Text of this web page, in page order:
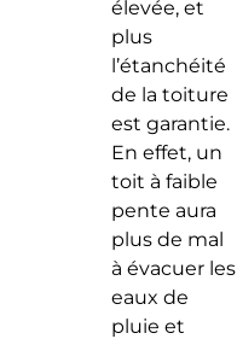
élevée, et
plus
l’étanchéité
de la toiture
est garantie.
En effet, un
toit à faible
pente aura
plus de mal
à évacuer les
eaux de
pluie et